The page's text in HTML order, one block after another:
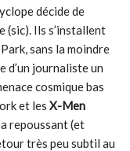
décide de
(sic). Ils s’installent
sans la moindre
d’un journaliste un
cosmique bas
et les X-Men
repoussant (et
très peu subtil au